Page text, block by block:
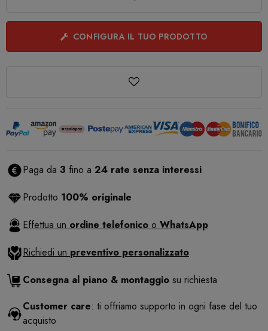
CONFIGURA IL TUO PRODOTTO
Paga da 3 fino a 24 rate senza interessi
Prodotto 100% originale
Effettua un ordine telefonico o WhatsApp
Richiedi un preventivo personalizzato
Consegna al piano & montaggio su richiesta
Customer care: ti offriamo supporto in ogni fase del tuo
acquisto